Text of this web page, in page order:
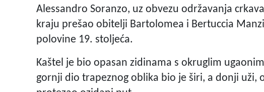
Alessandro Soranzo, uz obvezu održavanja
kraju prešao obitelji Bartolomea i Bertuccia
polovine 19. stoljeća.
Kaštel je bio opasan zidinama s okruglim
gornji dio trapeznog oblika bio je širi, a donji uži,